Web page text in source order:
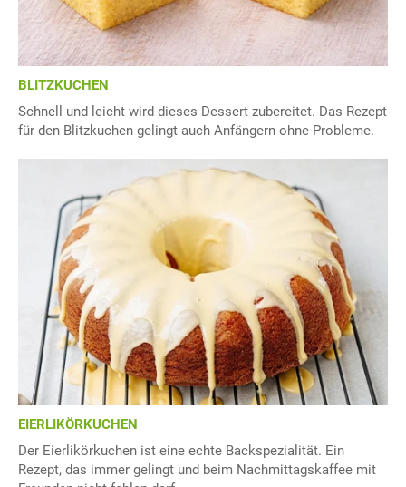
BLITZKUCHEN
Schnell und leicht wird dieses Dessert zubereitet. Das Rezept
für den Blitzkuchen gelingt auch Anfängern ohne Probleme.
EIERLIKÖRKUCHEN
Der Eierlikörkuchen ist eine echte Backspezialität. Ein
Rezept, das immer gelingt und beim Nachmittagskaffee mit